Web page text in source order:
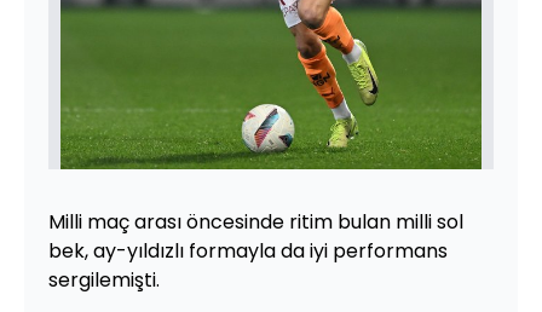
Milli maç arası öncesinde ritim bulan milli sol
bek, ay-yıldızlı formayla da iyi performans
sergilemişti.